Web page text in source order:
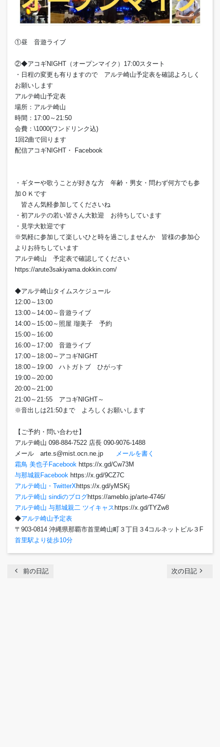
①昼 音遊ライブ
②◆アコギNIGHT（オープンマイク）17:00スタート
・日程の変更も有りますので アルテ崎山予定表を確認よろしく
お願いします
アルテ崎山予定表
場所：アルテ崎山
時間：17:00～21:50
会費：\1000(ワンドリンク込)
1回2曲で回ります
配信アコギNIGHT・ Facebook
・ギターや歌うことが好きな方 年齢・男女・問わず何方でも参
加ＯＫです
皆さん気軽参加してくださいね
・初アルテの若い皆さん大歓迎 お待ちしています
・見学大歓迎です
※気軽に参加して楽しいひと時を過ごしませんか 皆様の参加心
よりお待ちしています
アルテ崎山 予定表で確認してください
https://arute3sakiyama.dokkin.com/
◆アルテ崎山タイムスケジュール
12:00～13:00
13:00～14:00～音遊ライブ
14:00～15:00～照屋 瑠美子 予約
15:00～16:00
16:00～17:00 音遊ライブ
17:00～18:00～アコギNIGHT
18:00～19:00 ハトガトブ ひがっす
19:00～20:00
20:00～21:00
21:00～21:55 アコギNIGHT～
※音出しは21:50まで よろしくお願いします
【ご予約・問い合わせ】
アルテ崎山 098-884-7522 店長 090-9076-1488
メール arte.s@mist.ocn.ne.jp
メールを書く
霜鳥 美也子Facebook https://x.gd/Cw73M
与那城親Facebook https://x.gd/9CZ7C
アルテ崎山・TwitterXhttps://x.gd/yMSKj
アルテ崎山 sindiのブログhttps://ameblo.jp/arte-4746/
アルテ崎山 与那城親二 ツイキャス https://x.gd/TYZw8
◆アルテ崎山予定表
〒903-0814 沖縄県那覇市首里崎山町３丁目３4コルネットビル３F
首里駅より徒歩10分
chevron_left 前の日記 次の日記 navigate_next